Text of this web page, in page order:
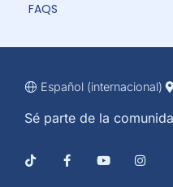
FAQS
Español (internacional)
Sé parte de la